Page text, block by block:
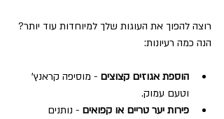
רוצה להפוך את העוגות שלך למיוחדות עוד יותר?
הנה כמה רעיונות:
הוספת אגוזים קצוצים - מוסיפה קראנץ'
וטעם עמוק.
פירות יער טריים או קפואים - נותנים